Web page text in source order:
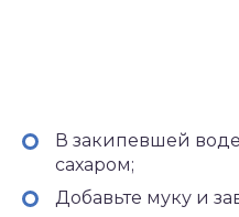
В закипевшей
сахаром;
Добавьте муку и